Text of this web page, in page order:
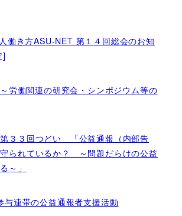
働き方ASU-NET 第１４回総会のお知
]
労働関連の研究会・シンポジウム等の
３３回つどい 「公益通報（内部告
られているか？ ～問題だらけの公益
～」
与連帯の公益通報者支援活動